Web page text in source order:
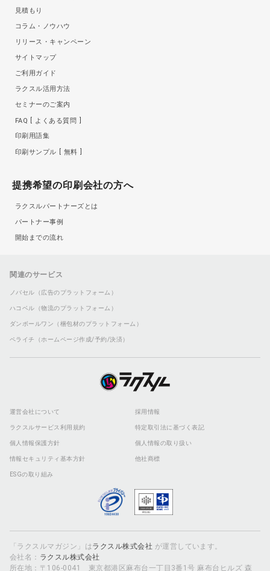
見積もり
コラム・ノウハウ
リリース・キャンペーン
サイトマップ
ご利用ガイド
ラクスル活用方法
セミナーのご案内
FAQ
よくある質問
印刷用語集
印刷サンプル 無料
提携希望の印刷会社の方へ
ラクスルパートナーズとは
パートナー事例
開始までの流れ
関連のサービス
ノバセル（広告のプラットフォーム）
ハコベル（物流のプラットフォーム）
ダンボールワン（梱包材のプラットフォーム）
ペライチ（ホームページ作成/予約/決済）
運営会社について 採用情報
ラクスルサービス利用規約 特定取引法に基づく表記
個人情報保護方針 個人情報の取り扱い
情報セキュリティ基本方針 他社商標
ESGの取り組み
「ラクスルマガジン」はラクスル株式会社 が運営しています。
会社名： ラクスル株式会社
所在地：〒106-0041 東京都港区麻布台一丁目3番1号 麻布台ヒルズ 森